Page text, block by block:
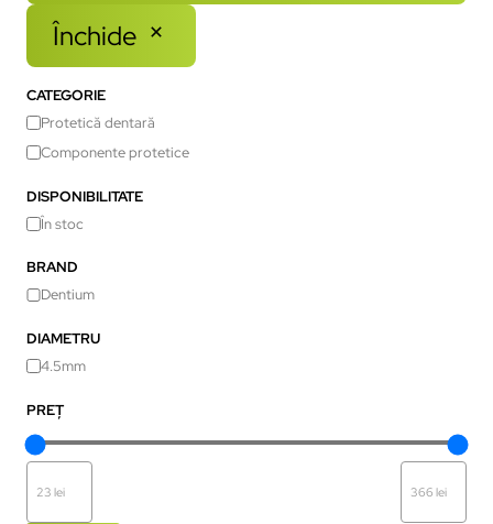
Închide
CATEGORIE
Protetică dentară
Componente protetice
DISPONIBILITATE
În stoc
BRAND
Dentium
DIAMETRU
4.5mm
PREȚ